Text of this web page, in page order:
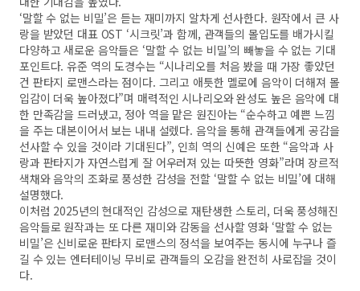
‘말할 수 없는 비밀’은 듣는 재미까지 알차게 선사한다. 원작에서 큰 사
랑을 받았던 대표 OST ‘시크릿’과 함께, 관객들의 몰입도를 배가시킬
다양하고 새로운 음악들은 ‘말할 수 없는 비밀’의 빼놓을 수 없는 기대
포인트다. 유준 역의 도경수는 “시나리오를 처음 봤을 때 가장 좋았던
건 판타지 로맨스라는 점이다. 그리고 애틋한 멜로에 음악이 더해져 몰
입감이 더욱 높아졌다”며 매력적인 시나리오와 완성도 높은 음악에 대
한 만족감을 드러냈고, 정아 역을 맡은 원진아는 “순수하고 예쁜 느낌
을 주는 대본이어서 보는 내내 설렜다. 음악을 통해 관객들에게 공감을
선사할 수 있을 것이라 기대된다”, 인희 역의 신예은 또한 “음악과 사
랑과 판타지가 자연스럽게 잘 어우러져 있는 따뜻한 영화”라며 장르적
색채와 음악의 조화로 풍성한 감성을 전할 ‘말할 수 없는 비밀’에 대해
설명했다.
이처럼 2025년의 현대적인 감성으로 재탄생한 스토리, 더욱 풍성해진
음악들로 원작과는 또 다른 재미와 감동을 선사할 영화 ‘말할 수 없는
비밀’은 신비로운 판타지 로맨스의 정석을 보여주는 동시에 누구나 즐
길 수 있는 엔터테이닝 무비로 관객들의 오감을 완전히 사로잡을 것이
다.